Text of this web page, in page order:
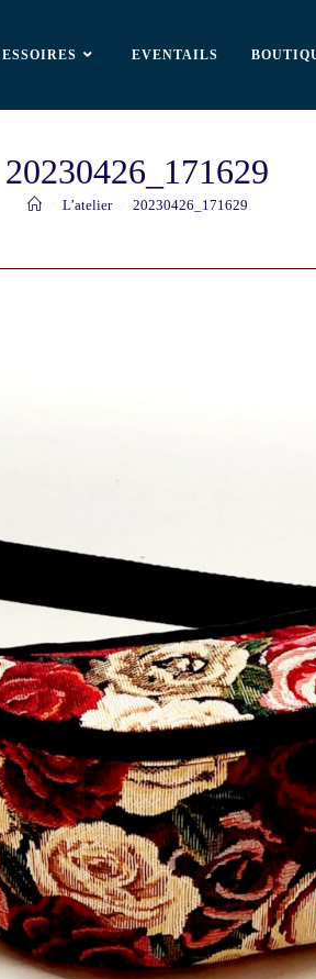
EVENTAILS
20230426_171629
L’atelier 20230426_171629